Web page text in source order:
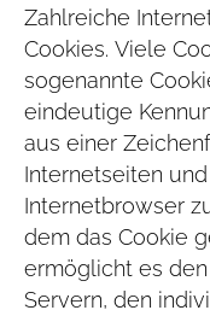
Zahlreiche
Cookies. Viele
sogenannte
eindeutige
aus einer
Internetseiten
Internetbrowser
dem das Cookie
ermöglicht es
Servern, den